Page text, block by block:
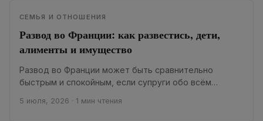
СЕМЬЯ И ОТНОШЕНИЯ
Развод во Франции: как развестись, дети,
алименты и имущество
Развод во Франции может быть сравнительно
быстрым и спокойным, если супруги обо всём
остаются...
5 июля, 2026 · 1 мин чтения